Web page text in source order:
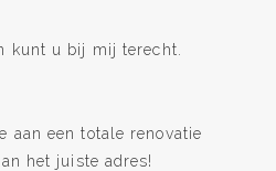
kunt u bij mij terecht.
aan een totale renovatie
het juiste adres!